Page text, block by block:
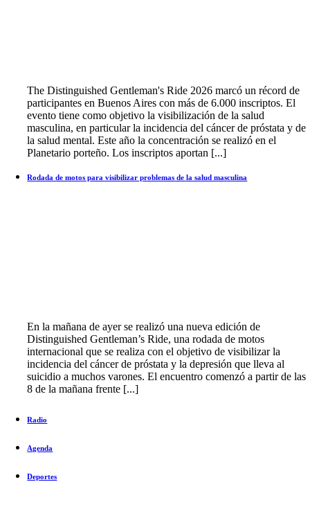
The Distinguished Gentleman's Ride 2026 marcó un récord de
participantes en Buenos Aires con más de 6.000 inscriptos. El
evento tiene como objetivo la visibilización de la salud
masculina, en particular la incidencia del cáncer de próstata y de
la salud mental. Este año la concentración se realizó en el
Planetario porteño. Los inscriptos aportan [...]
Rodada de motos para visibilizar problemas de la salud masculina
En la mañana de ayer se realizó una nueva edición de
Distinguished Gentleman’s Ride, una rodada de motos
internacional que se realiza con el objetivo de visibilizar la
incidencia del cáncer de próstata y la depresión que lleva al
suicidio a muchos varones. El encuentro comenzó a partir de las
8 de la mañana frente [...]
Radio
Agenda
Deportes